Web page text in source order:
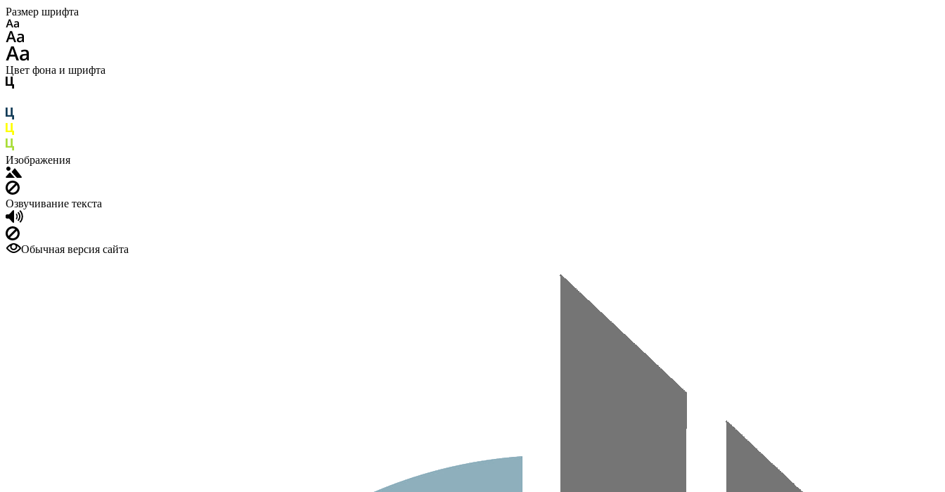
Размер шрифта
Цвет фона и шрифта
Изображения
Озвучивание текста
Обычная версия сайта